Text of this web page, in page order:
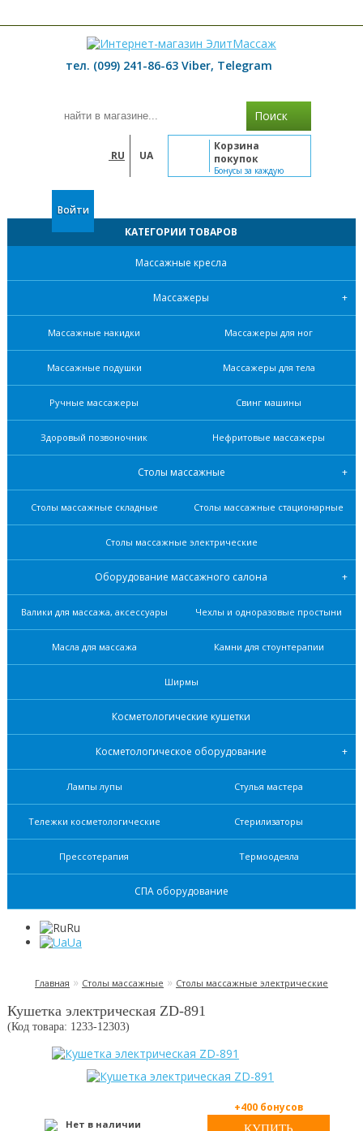
тел. (099) 241-86-63 Viber, Telegram
Поиск
RU UA
Корзина
покупок
Бонусы за каждую
покупку
Войти
КАТЕГОРИИ ТОВАРОВ
Массажные кресла
Массажеры
Массажные накидки Массажеры для ног
Массажные подушки Массажеры для тела
Ручные массажеры Свинг машины
Здоровый позвоночник Нефритовые масcажеры
Столы массажные
Столы массажные складные Столы массажные стационарные
Столы массажные электрические
Оборудование массажного салона
Валики для массажа, аксессуары Чехлы и одноразовые простыни
Масла для массажа Камни для стоунтерапии
Ширмы
Косметологические кушетки
Косметологическое оборудование
Лампы лупы Стулья мастера
Тележки косметологические Стерилизаторы
Прессотерапия Термоодеяла
СПА оборудование
Ru
Ua
Главная » Столы массажные » Столы массажные электрические
Кушетка электрическая ZD-891
(Код товара: 1233-12303)
Нет в наличии
+400 бонусов